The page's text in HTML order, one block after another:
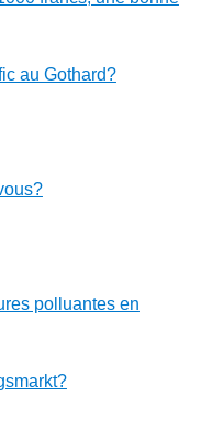
au Gothard?
polluantes en